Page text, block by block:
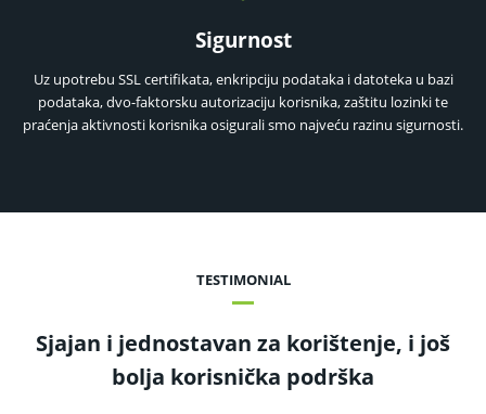
Sigurnost
Uz upotrebu SSL certifikata, enkripciju podataka i datoteka u bazi
podataka, dvo-faktorsku autorizaciju korisnika, zaštitu lozinki te
praćenja aktivnosti korisnika osigurali smo najveću razinu sigurnosti.
TESTIMONIAL
Sjajan i jednostavan za korištenje, i još
bolja korisnička podrška